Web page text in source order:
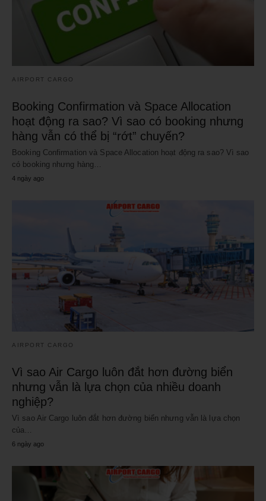
AIRPORT CARGO
Booking Confirmation và Space Allocation
hoạt động ra sao? Vì sao có booking nhưng
hàng vẫn có thể bị “rớt” chuyến?
Booking Confirmation và Space Allocation hoạt động ra sao? Vì sao
có booking nhưng hàng…
4 ngày ago
AIRPORT CARGO
Vì sao Air Cargo luôn đắt hơn đường biển
nhưng vẫn là lựa chọn của nhiều doanh
nghiệp?
Vì sao Air Cargo luôn đắt hơn đường biển nhưng vẫn là lựa chọn
của…
6 ngày ago